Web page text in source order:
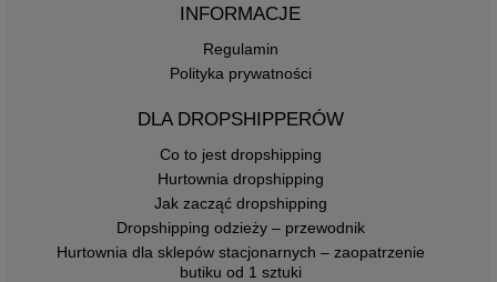
INFORMACJE
Regulamin
Polityka prywatności
DLA DROPSHIPPERÓW
Co to jest dropshipping
Hurtownia dropshipping
Jak zacząć dropshipping
Dropshipping odzieży – przewodnik
Hurtownia dla sklepów stacjonarnych – zaopatrzenie
butiku od 1 sztuki